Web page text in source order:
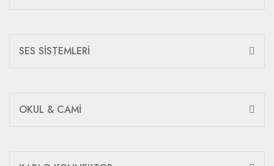
SES SİSTEMLERİ
OKUL & CAMİ